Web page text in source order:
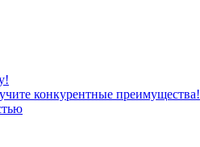
конкурентные преимущества!